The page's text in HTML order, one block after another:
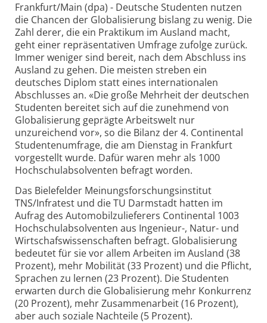
Frankfurt/Main (dpa) - Deutsche Studenten nutzen
die Chancen der Globalisierung bislang zu wenig. Die
Zahl derer, die ein Praktikum im Ausland macht,
geht einer repräsentativen Umfrage zufolge zurück.
Immer weniger sind bereit, nach dem Abschluss ins
Ausland zu gehen. Die meisten streben ein
deutsches Diplom statt eines internationalen
Abschlusses an. «Die große Mehrheit der deutschen
Studenten bereitet sich auf die zunehmend von
Globalisierung geprägte Arbeitswelt nur
unzureichend vor», so die Bilanz der 4. Continental
Studentenumfrage, die am Dienstag in Frankfurt
vorgestellt wurde. Dafür waren mehr als 1000
Hochschulabsolventen befragt worden.
Das Bielefelder Meinungsforschungsinstitut
TNS/Infratest und die TU Darmstadt hatten im
Aufrag des Automobilzulieferers Continental 1003
Hochschulabsolventen aus Ingenieur-, Natur- und
Wirtschafswissenschaften befragt. Globalisierung
bedeutet für sie vor allem Arbeiten im Ausland (38
Prozent), mehr Mobilität (33 Prozent) und die Pflicht,
Sprachen zu lernen (23 Prozent). Die Studenten
erwarten durch die Globalisierung mehr Konkurrenz
(20 Prozent), mehr Zusammenarbeit (16 Prozent),
aber auch soziale Nachteile (5 Prozent).